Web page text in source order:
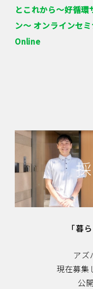
とこれから～好循
ン～ オンラインセ
Online
「暮
アズ
現在募集
公